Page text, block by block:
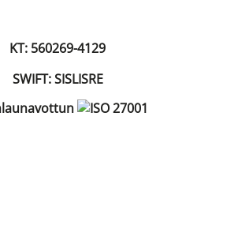
KT: 560269-4129
SWIFT: SISLISRE